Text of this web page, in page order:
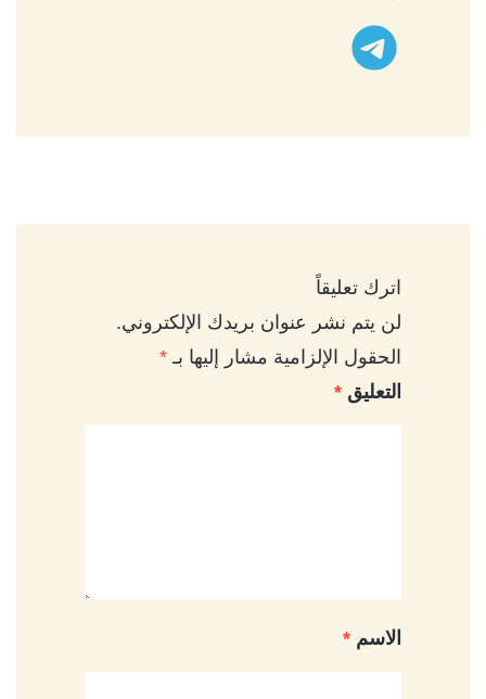
اترك تعليقاً
لن يتم نشر عنوان بريدك الإلكتروني.
الحقول الإلزامية مشار إليها بـ *
التعليق *
الاسم *